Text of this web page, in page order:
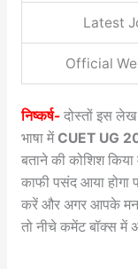
Latest
Official
निष्कर्ष- दोस्तों इस
भाषा में CUET UG
बताने की कोशिश
काफी पसंद आया होगा
करें और अगर आपके मन
तो नीचे कमेंट बॉक्स में